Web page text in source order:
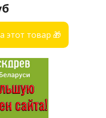
этот товар 🎁